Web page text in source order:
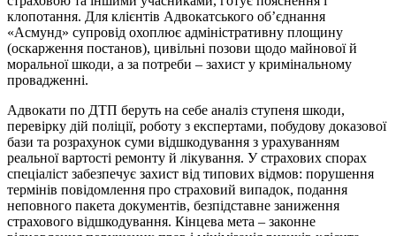
клопотання. Для клієнтів Адвокатського об’єднання
«Асмунд» супровід охоплює адміністративну площину
(оскарження постанов), цивільні позови щодо майнової й
моральної шкоди, а за потреби – захист у кримінальному
провадженні.
Адвокати по ДТП беруть на себе аналіз ступеня шкоди,
перевірку дій поліції, роботу з експертами, побудову доказової
бази та розрахунок суми відшкодування з урахуванням
реальної вартості ремонту й лікування. У страхових спорах
спеціаліст забезпечує захист від типових відмов: порушення
термінів повідомлення про страховий випадок, подання
неповного пакета документів, безпідставне заниження
страхового відшкодування. Кінцева мета – законне